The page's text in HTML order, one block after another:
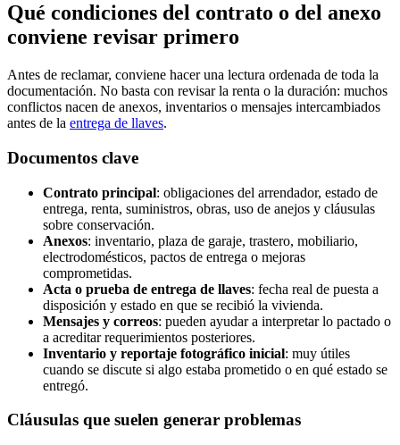
Qué condiciones del contrato o del anexo
conviene revisar primero
Antes de reclamar, conviene hacer una lectura ordenada de toda la
documentación. No basta con revisar la renta o la duración: muchos
conflictos nacen de anexos, inventarios o mensajes intercambiados
antes de la entrega de llaves.
Documentos clave
Contrato principal: obligaciones del arrendador, estado de
entrega, renta, suministros, obras, uso de anejos y cláusulas
sobre conservación.
Anexos: inventario, plaza de garaje, trastero, mobiliario,
electrodomésticos, pactos de entrega o mejoras
comprometidas.
Acta o prueba de entrega de llaves: fecha real de puesta a
disposición y estado en que se recibió la vivienda.
Mensajes y correos: pueden ayudar a interpretar lo pactado o
a acreditar requerimientos posteriores.
Inventario y reportaje fotográfico inicial: muy útiles
cuando se discute si algo estaba prometido o en qué estado se
entregó.
Cláusulas que suelen generar problemas